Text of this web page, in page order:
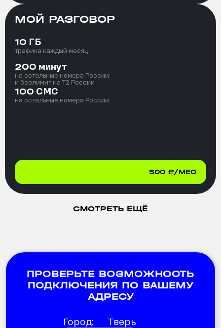
МОЙ РАЗГОВОР
10 ГБ
трафика каждый месяц
200 минут
на остальные номера России
и безлимит на T2 России
100 СМС
на остальные номера России
500 ₽/МЕС
СМОТРЕТЬ ЕЩЁ
ПРОВЕРЬТЕ ВОЗМОЖНОСТЬ
ПОДКЛЮЧЕНИЯ ПО ВАШЕМУ
АДРЕСУ
Город: Тверь